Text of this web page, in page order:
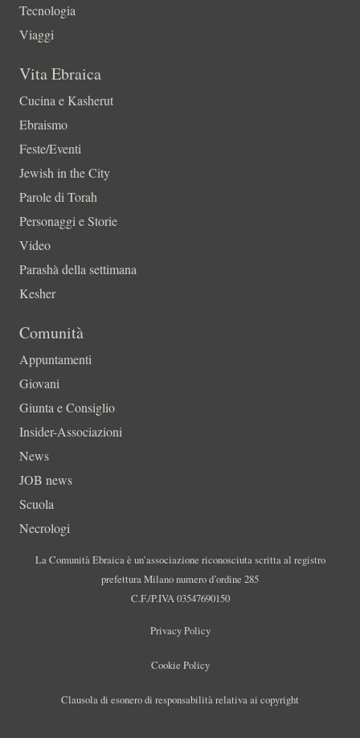
Tecnologia
Viaggi
Vita Ebraica
Cucina e Kasherut
Ebraismo
Feste/Eventi
Jewish in the City
Parole di Torah
Personaggi e Storie
Video
Parashà della settimana
Kesher
Comunità
Appuntamenti
Giovani
Giunta e Consiglio
Insider-Associazioni
News
JOB news
Scuola
Necrologi
La Comunità Ebraica è un’associazione riconosciuta scritta al registro
prefettura Milano numero d’ordine 285
C.F./P.IVA 03547690150
Privacy Policy
Cookie Policy
Clausola di esonero di responsabilità relativa ai copyright